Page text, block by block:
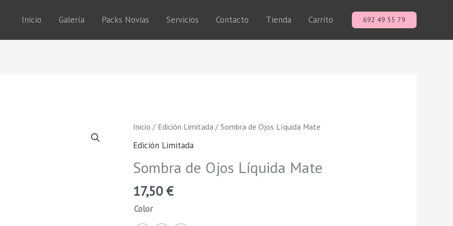
Inicio Galería Packs Novias Servicios Contacto Tienda Carrito 692 49 55 79
Inicio / Edición Limitada / Sombra de Ojos Líquida Mate
Edición Limitada
Sombra de Ojos Líquida Mate
17,50 €
Color
Sombra
de
Líquida
cantidad